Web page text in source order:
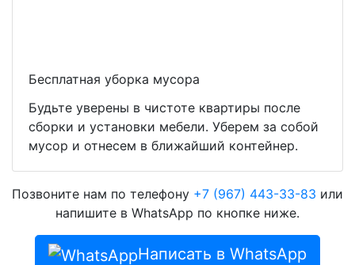
Бесплатная уборка мусора
Будьте уверены в чистоте квартиры после
сборки и установки мебели. Уберем за собой
мусор и отнесем в ближайший контейнер.
Позвоните нам по телефону +7 (967) 443-33-83 или
напишите в WhatsApp по кнопке ниже.
Написать в WhatsApp